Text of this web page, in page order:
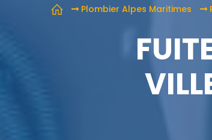
Plombier Alpes Maritimes